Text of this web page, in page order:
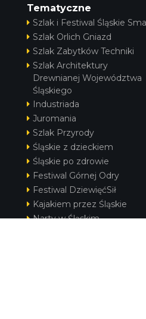
Tematyczne
Szlak i Festiwal Śląskie
Szlak Orlich Gniazd
Szlak Zabytków Techniki
Szlak Architektury
Drewnianej Województwa
Śląskiego
Industriada
Juromania
Szlak Przyrody
Śląskie z dzieckiem
Śląskie po zdrowie
Festiwal Górnej Odry
Festiwal DziewięćSił
Kajakiem przez Śląskie
Narty w Śląskim